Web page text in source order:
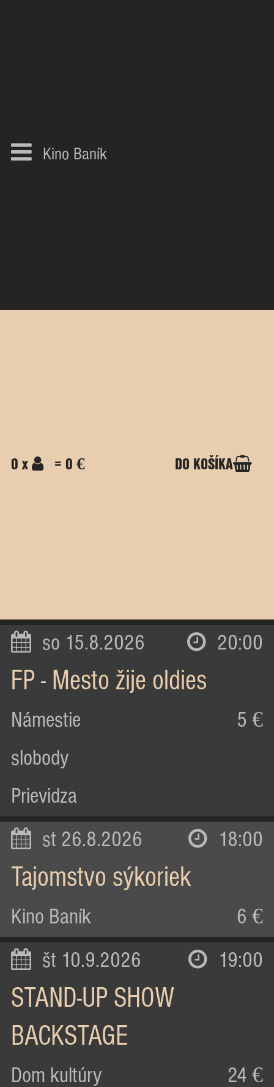
Kino Baník
0 x = 0 € DO KOŠÍKA
so 15.8.2026 20:00
FP - Mesto žije oldies
Námestie
slobody
Prievidza
5 €
st 26.8.2026 18:00
Tajomstvo sýkoriek
Kino Baník 6 €
št 10.9.2026 19:00
STAND-UP SHOW
BACKSTAGE
Dom kultúry 24 €